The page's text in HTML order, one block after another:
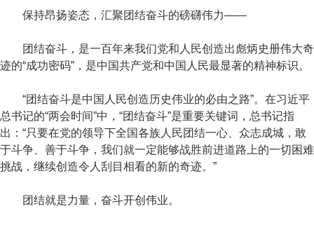
保持昂扬姿态，汇聚团结奋斗的磅礴伟力——
团结奋斗，是一百年来我们党和人民创造出彪炳史册伟大奇
迹的“成功密码”，是中国共产党和中国人民最显著的精神标识。
“团结奋斗是中国人民创造历史伟业的必由之路”。在习近平
总书记的“两会时间”中，“团结奋斗”是重要关键词，总书记指
出：“只要在党的领导下全国各族人民团结一心、众志成城，敢
于斗争、善于斗争，我们就一定能够战胜前进道路上的一切困难
挑战，继续创造令人刮目相看的新的奇迹。”
团结就是力量，奋斗开创伟业。